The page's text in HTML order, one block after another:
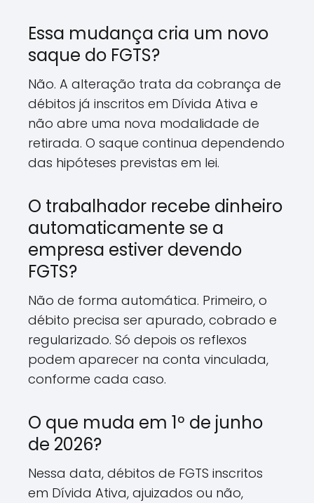
Essa mudança cria um novo
saque do FGTS?
Não. A alteração trata da cobrança de
débitos já inscritos em Dívida Ativa e
não abre uma nova modalidade de
retirada. O saque continua dependendo
das hipóteses previstas em lei.
O trabalhador recebe dinheiro
automaticamente se a
empresa estiver devendo
FGTS?
Não de forma automática. Primeiro, o
débito precisa ser apurado, cobrado e
regularizado. Só depois os reflexos
podem aparecer na conta vinculada,
conforme cada caso.
O que muda em 1º de junho
de 2026?
Nessa data, débitos de FGTS inscritos
em Dívida Ativa, ajuizados ou não,